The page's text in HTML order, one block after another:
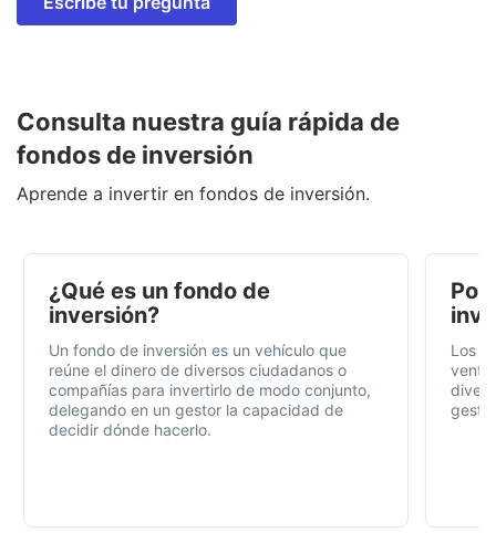
Consulta nuestra guía rápida de
fondos de inversión
Aprende a invertir en fondos de inversión.
¿Qué es un fondo de
inversión?
Un fondo de inversión es un vehículo que
reúne el dinero de diversos ciudadanos o
compañías para invertirlo de modo conjunto,
delegando en un gestor la capacidad de
decidir dónde hacerlo.
Por
Los